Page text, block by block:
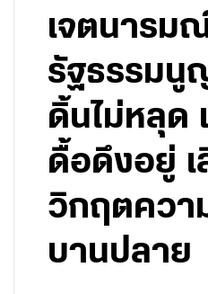
เจตนารม
รัฐธรรมนู
ดิ้นไม่หลุด
ดื้อดึงอยู่
วิกฤตควา
บานปลาย